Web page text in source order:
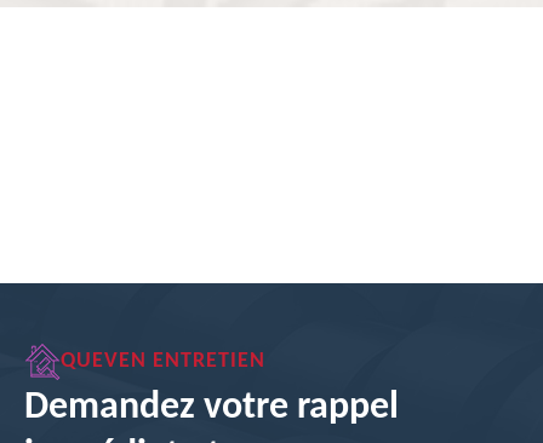
QUEVEN ENTRETIEN
Demandez votre rappel